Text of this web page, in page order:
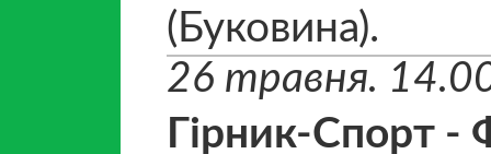
(Буковина).
26 травня.
Гірник-Спорт